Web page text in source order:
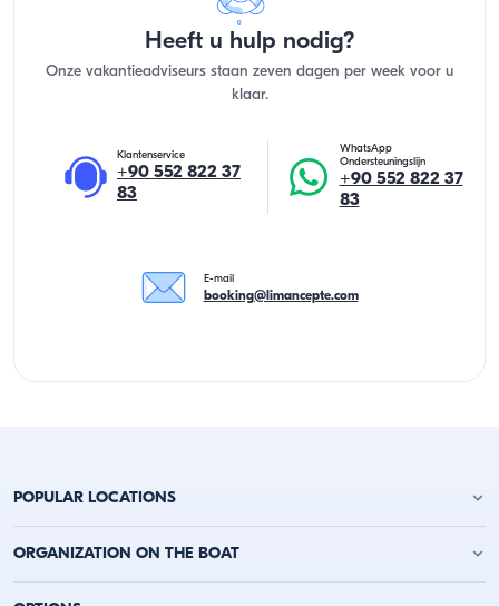
Heeft u hulp nodig?
Onze vakantieadviseurs staan zeven dagen per week voor u
klaar.
Klantenservice
+90 552 822 37
83
WhatsApp
Ondersteuningslijn
+90 552 822 37
83
E-mail
booking@limancepte.com
POPULAR LOCATIONS
Jachtverhuur Antalya
ORGANIZATION ON THE BOAT